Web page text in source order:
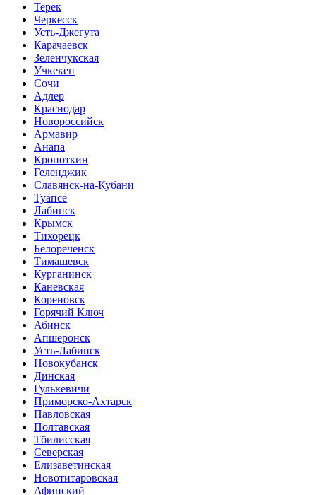
Терек
Черкесск
Усть-Джегута
Карачаевск
Зеленчукская
Учкекен
Сочи
Адлер
Краснодар
Новороссийск
Армавир
Анапа
Кропоткин
Геленджик
Славянск-на-Кубани
Туапсе
Лабинск
Крымск
Тихорецк
Белореченск
Тимашевск
Курганинск
Каневская
Кореновск
Горячий Ключ
Абинск
Апшеронск
Усть-Лабинск
Новокубанск
Динская
Гулькевичи
Приморско-Ахтарск
Павловская
Полтавская
Тбилисская
Северская
Елизаветинская
Новотитаровская
Афипский